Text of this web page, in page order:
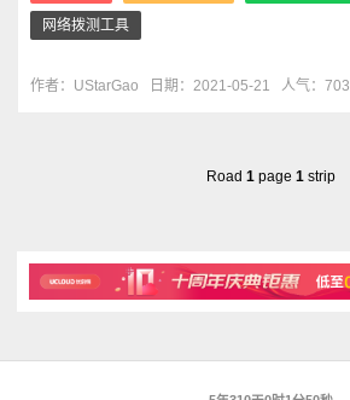
网络拨测工具
作者：UStarGao 日期：2021-05-21 人气：703
Road 1page 1strip